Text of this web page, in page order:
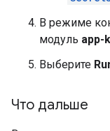
В режиме
модуль app-
Выберите
Что дальше